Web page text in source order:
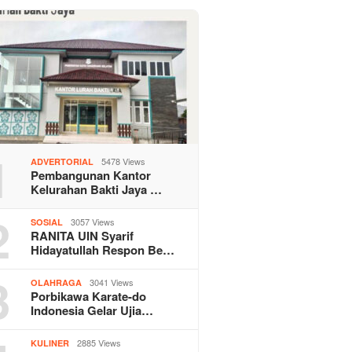
ADVERTORIAL 5478 Views
Pembangunan Kantor
Kelurahan Bakti Jaya …
SOSIAL 3057 Views
RANITA UIN Syarif
Hidayatullah Respon Be…
OLAHRAGA 3041 Views
Porbikawa Karate-do
Indonesia Gelar Ujia…
KULINER 2885 Views